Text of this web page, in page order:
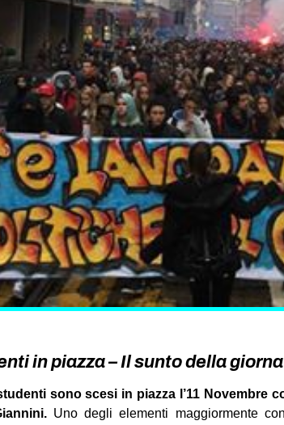
in piazza – Il sunto della
sono scesi in piazza l’11 Novembre
Uno degli elementi maggiormente